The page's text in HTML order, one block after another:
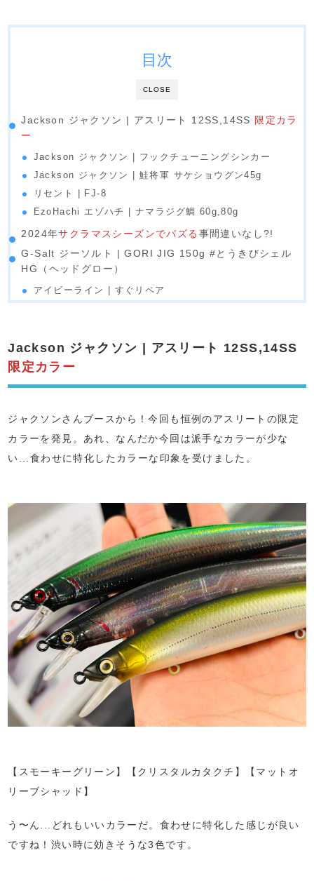
CLOSE
目次
Jackson ジャクソン | アスリート 12SS,14SS 限定カラ
ー
Jackson ジャクソン | フックチューニングシンカー
Jackson ジャクソン | 鮭将軍 サケショウグン45g
リセント | FJ-8
EzoHachi エゾハチ | ナマラジグ鯛 60g,80g
2024年サクラマスシーズンでバズる 事間違いなし?!
G-Salt ジーソルト | GORI JIG 150g #とうきびシェル
HG（ヘッドグロー）
アイビーライン | すぐリペア
Jackson ジャクソン | アスリート 12SS,14SS
限定カラー
ジャクソンさんブースから！今回も恒例のアスリートの限定
カラーを発見。あれ、なんだか今回は派手なカラーが少な
い...食わせに特化したカラーな印象を受けました。
【スモーキーグリーン】【クリスタルカタクチ】【マットオ
リーブシャッド】
う〜ん...どれもいいカラーだ。食わせに特化した感じが良い
ですね！渋い時に効きそうな3色です。